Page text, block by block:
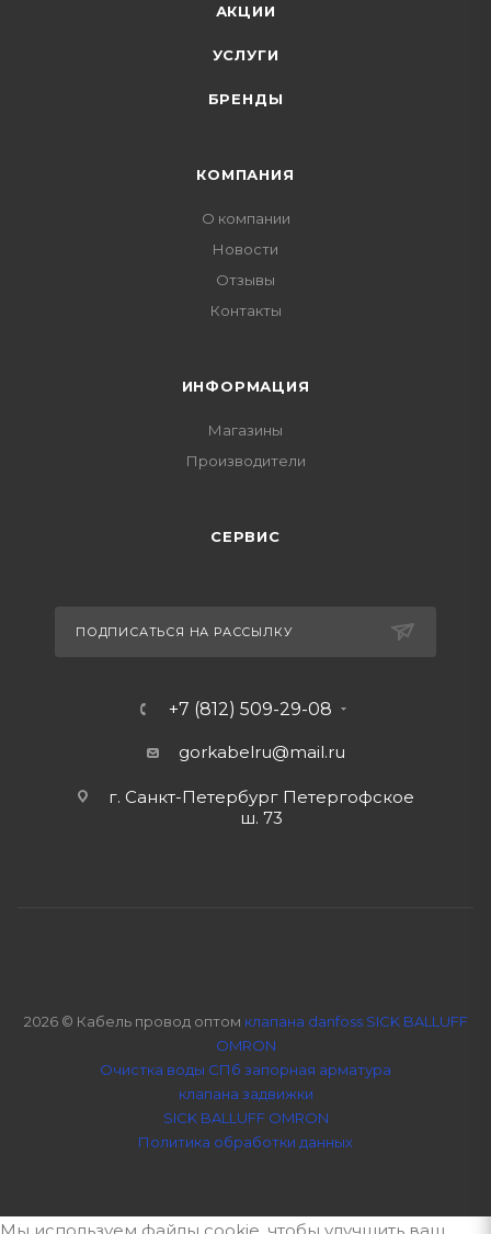
АКЦИИ
УСЛУГИ
БРЕНДЫ
КОМПАНИЯ
О компании
Новости
Отзывы
Контакты
ИНФОРМАЦИЯ
Магазины
Производители
СЕРВИС
ПОДПИСАТЬСЯ НА РАССЫЛКУ
+7 (812) 509-29-08
gorkabelru@mail.ru
г. Санкт-Петербург Петергофское
ш. 73
2026 © Кабель провод оптом клапана danfoss SICK BALLUFF
OMRON
Очистка воды СПб запорная арматура
клапана задвижки
SICK BALLUFF OMRON
Политика обработки данных